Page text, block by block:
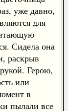
уже давно,
для
Сидела она
раскрыв
Герою,
или
в
пылали все